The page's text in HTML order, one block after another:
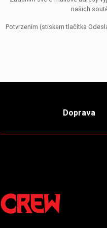
našich
Potvrzením (stiskem tlačítka
Doprava